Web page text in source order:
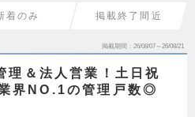
着のみ 掲載終了間近
掲載期間 26/08/07～26/08/21
理＆法人営業！土日祝
界NO.1の管理戸数◎